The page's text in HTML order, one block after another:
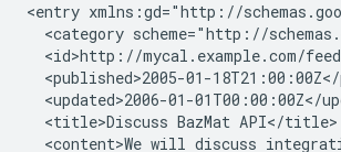
<entry xmlns:gd="http://
<category scheme="http://
<id>http://mycal.example.com/
<published>2005-01-
<updated>2006-01-01T00:00:00Z</
  <title>Discuss BazMat API</title>
<content>We will discuss